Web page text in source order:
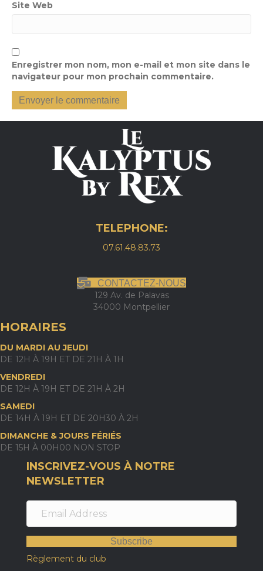
Site Web
Enregistrer mon nom, mon e-mail et mon site dans le
navigateur pour mon prochain commentaire.
TELEPHONE:
07.61.48.83.73
CONTACTEZ-NOUS
129 Av. de Palavas
34000 Montpellier
HORAIRES
DU MARDI AU JEUDI
DE 12H À 19H ET DE 21H À 1H
VENDREDI
DE 12H À 19H ET DE 21H À 2H
SAMEDI
DE 14H À 19H ET DE 20H30 À 2H
DIMANCHE & JOURS FÉRIÉS
DE 15H À 00H00 NON STOP
INSCRIVEZ-VOUS À NOTRE
NEWSLETTER
Subscribe
Règlement du club